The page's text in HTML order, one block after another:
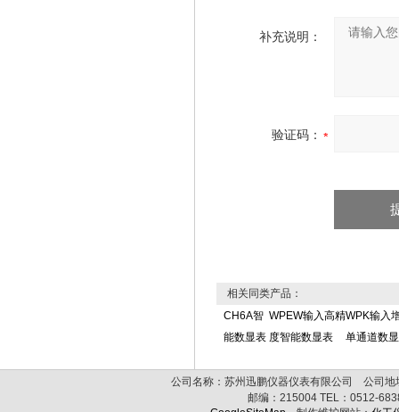
补充说明：
验证码：
相关同类产品：
CH6A智
能数显表
WPEW输入高精
度智能数显表
WPK输入
单通道数
公司名称：苏州迅鹏仪器仪表有限公司 公司
邮编： 215004 TEL： 0512-